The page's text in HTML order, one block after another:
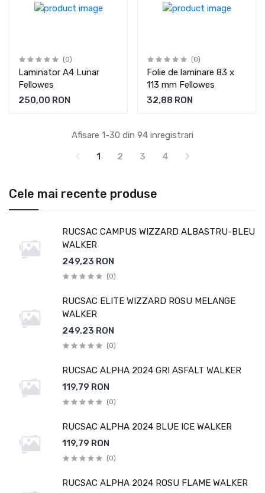
Cele mai recente produse
RUCSAC CAMPUS WIZZARD ALBASTRU-BLEU
WALKER
249,23 RON
(0)
RUCSAC ELITE WIZZARD ROSU MELANGE
WALKER
249,23 RON
(0)
RUCSAC ALPHA 2024 GRI ASFALT WALKER
119,79 RON
(0)
RUCSAC ALPHA 2024 BLUE ICE WALKER
119,79 RON
(0)
RUCSAC ALPHA 2024 ROSU FLAME WALKER
(0)
Laminator A4 Lunar
Fellowes
250,00 RON
(0)
Folie de laminare 83 x
113 mm Fellowes
32,88 RON
Afisare 1-30 din 94 inregistrari
1
2 3 4